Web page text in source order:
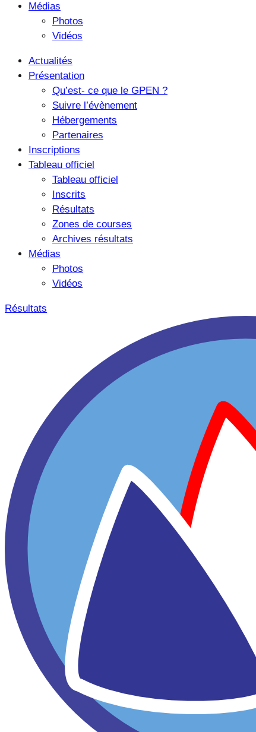
Médias
Photos
Vidéos
Actualités
Présentation
Qu’est- ce que le GPEN ?
Suivre l’évènement
Hébergements
Partenaires
Inscriptions
Tableau officiel
Tableau officiel
Inscrits
Résultats
Zones de courses
Archives résultats
Médias
Photos
Vidéos
Résultats